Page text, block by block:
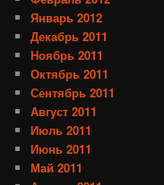
Январь 2012
Декабрь 2011
Ноябрь 2011
Октябрь 2011
Сентябрь 2011
Август 2011
Июль 2011
Июнь 2011
Май 2011